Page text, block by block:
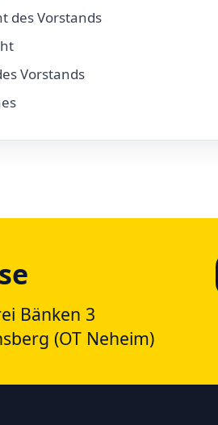
des Vorstands
Vorstands
Bänken 3
(OT Neheim)